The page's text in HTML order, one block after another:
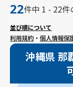
22件中 1 - 22件
並び順について
利用規約 ・個人情報保
沖縄県 那